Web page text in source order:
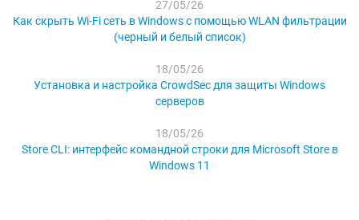
27/05/26
Как скрыть Wi-Fi сеть в Windows с помощью WLAN фильтрации
(черный и белый список)
18/05/26
Установка и настройка CrowdSec для защиты Windows
серверов
18/05/26
Store CLI: интерфейс командной строки для Microsoft Store в
Windows 11